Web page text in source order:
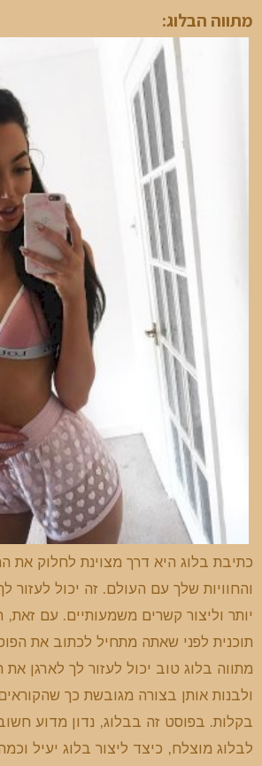
מתווה הבלוג:
כתיבת בלוג היא דרך מצוינת לחלוק את
והחוויות שלך עם העולם. זה יכול לעזור
יותר וליצור קשרים משמעותיים. עם
תוכנית לפני שאתה מתחיל לכתוב את
מתווה בלוג טוב יכול לעזור לך לארגן
ולבנות אותן בצורה מגובשת כך
בקלות. בפוסט זה בבלוג, נדון מדוע
לבלוג מוצלח, כיצד ליצור בלוג יעיל